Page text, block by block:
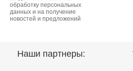
обработку персональных
данных и на получение
новостей и предложений
Наши партнеры: